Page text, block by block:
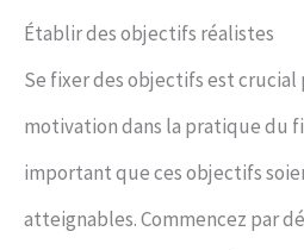
Établir des objectifs réalistes
Se fixer des objectifs est
motivation dans la pratique du
important que ces objectifs
atteignables. Commencez par